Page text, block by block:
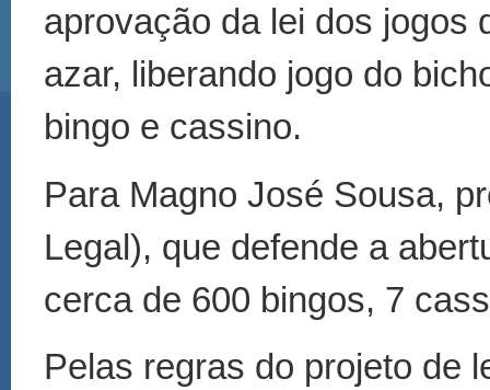
aprovação da lei dos jogos
azar, liberando jogo do
bingo e cassino.
Para Magno José Sousa,
Legal), que defende a
cerca de 600 bingos, 7
Pelas regras do projeto de